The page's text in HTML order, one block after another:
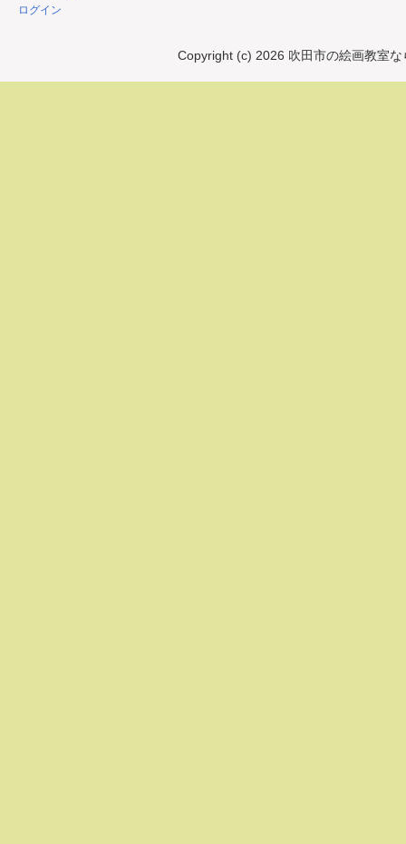
ログイン
Copyright (c) 2026 吹田市の絵画教室